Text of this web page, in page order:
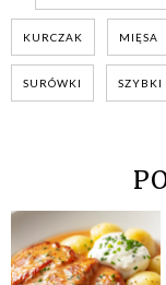
KURCZAK MIĘSA
SURÓWKI SZYBKI